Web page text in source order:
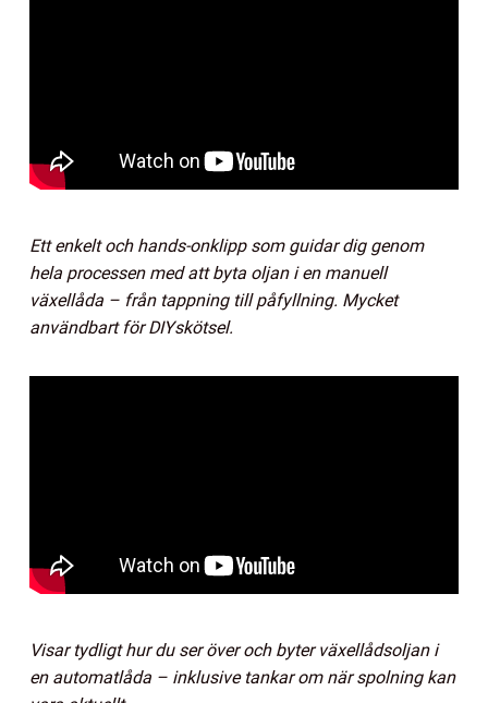
Ett enkelt och hands-onklipp som guidar dig genom
hela processen med att byta oljan i en manuell
växellåda – från tappning till påfyllning. Mycket
användbart för DIYskötsel.
Visar tydligt hur du ser över och byter växellådsoljan i
en automatlåda – inklusive tankar om när spolning kan